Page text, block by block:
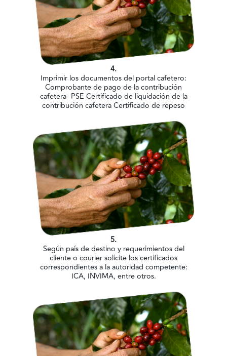
4.
Imprimir los documentos del portal cafetero:
Comprobante de pago de la contribución
cafetera- PSE Certificado de liquidación de la
contribución cafetera Certificado de repeso
5.
Según país de destino y requerimientos del
cliente o courier solicite los certificados
correspondientes a la autoridad competente:
ICA, INVIMA, entre otros.